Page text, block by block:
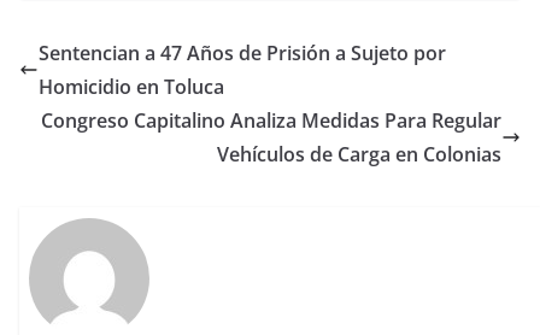
Sentencian a 47 Años de Prisión a Sujeto por
Homicidio en Toluca
Congreso Capitalino Analiza Medidas Para Regular
Vehículos de Carga en Colonias